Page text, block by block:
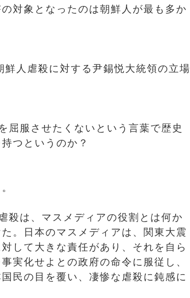
対象となったのは朝鮮人が最も多か
鮮人虐殺に対する尹錫悦大統領の立場
屈服させたくないという言葉で歴史
つというのか？
殺は、マスメディアの役割とは何か
。日本のマスメディアは、関東大震
して大きな責任があり、それを自ら
実化せよとの政府の命令に服従し、
民の目を覆い、凄惨な虐殺に鈍感に